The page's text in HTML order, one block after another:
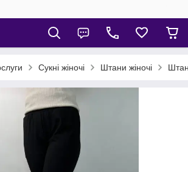
Сукні жіночі Штани жіночі